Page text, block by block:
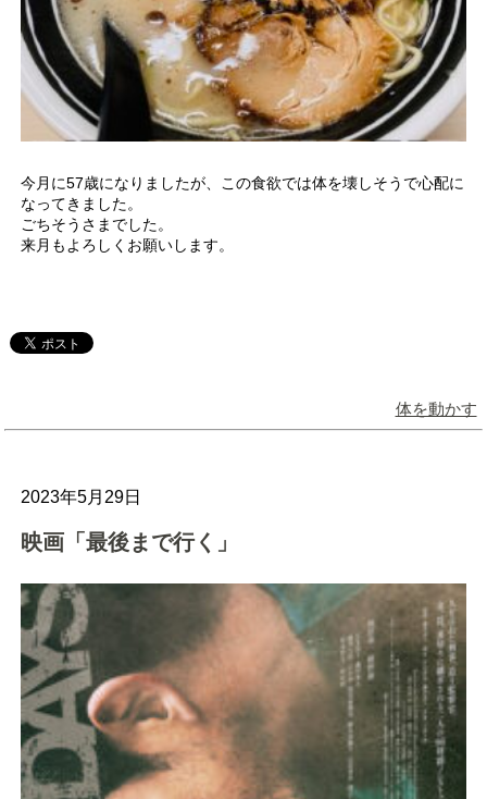
今月に57歳になりましたが、この食欲では体を壊しそうで心配に
なってきました。
ごちそうさまでした。
来月もよろしくお願いします。
体を動かす
2023年5月29日
映画「最後まで行く」